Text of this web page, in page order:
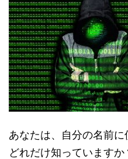
あなたは、自分の名前に
どれだけ知っていますか